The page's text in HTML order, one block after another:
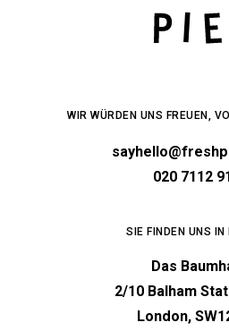
WIR WÜRDEN UNS FREUEN,
020 7112
SIE FINDEN UNS IN
Das
2/10 Balham
London,